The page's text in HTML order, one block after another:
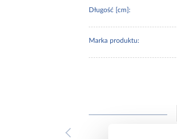
Długość [cm]:
Marka produktu: